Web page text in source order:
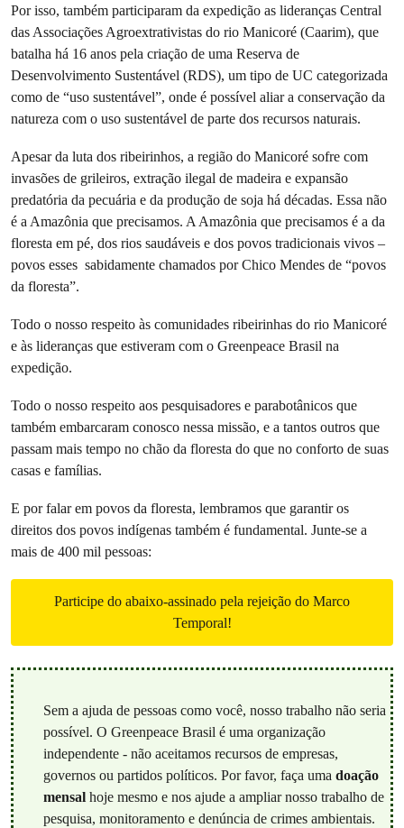
Por isso, também participaram da expedição as lideranças Central
das Associações Agroextrativistas do rio Manicoré (Caarim), que
batalha há 16 anos pela criação de uma Reserva de
Desenvolvimento Sustentável (RDS), um tipo de UC categorizada
como de “uso sustentável”, onde é possível aliar a conservação da
natureza com o uso sustentável de parte dos recursos naturais.
Apesar da luta dos ribeirinhos, a região do Manicoré sofre com
invasões de grileiros, extração ilegal de madeira e expansão
predatória da pecuária e da produção de soja há décadas. Essa não
é a Amazônia que precisamos. A Amazônia que precisamos é a da
floresta em pé, dos rios saudáveis e dos povos tradicionais vivos –
povos esses sabidamente chamados por Chico Mendes de “povos
da floresta”.
Todo o nosso respeito às comunidades ribeirinhas do rio Manicoré
e às lideranças que estiveram com o Greenpeace Brasil na
expedição.
Todo o nosso respeito aos pesquisadores e parabotânicos que
também embarcaram conosco nessa missão, e a tantos outros que
passam mais tempo no chão da floresta do que no conforto de suas
casas e famílias.
E por falar em povos da floresta, lembramos que garantir os
direitos dos povos indígenas também é fundamental. Junte-se a
mais de 400 mil pessoas:
Participe do abaixo-assinado pela rejeição do Marco
Temporal!
Sem a ajuda de pessoas como você, nosso trabalho não seria
possível. O Greenpeace Brasil é uma organização
independente - não aceitamos recursos de empresas,
governos ou partidos políticos. Por favor, faça uma doação
mensalhoje mesmo e nos ajude a ampliar nosso trabalho de
pesquisa, monitoramento e denúncia de crimes ambientais.